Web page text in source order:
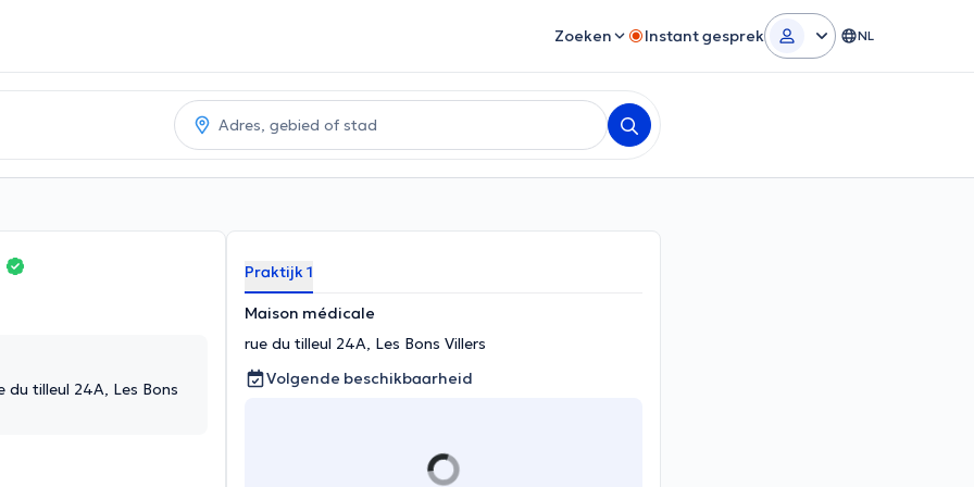
Zoeken Instant gesprek NL
du tilleul 24A, Les Bons
Praktijk 1
Maison médicale
rue du tilleul 24A, Les Bons Villers
Volgende beschikbaarheid